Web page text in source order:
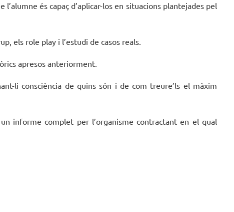
és capaç d’aplicar-los en situacions plantejades pel
els role play i l’estudi de casos reals.
apresos anteriorment.
li consciència de quins són i de com treure’ls el màxim
informe complet per l’organisme contractant en el qual